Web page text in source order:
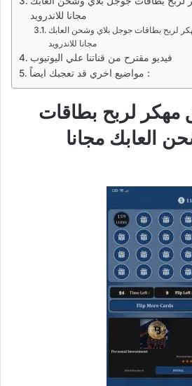
مجانا للاندرويد
لربح بطاقات جوجل بلاي وشحن العابك
مجانا للاندرويد
فيديو مقترح من قناتنا علي اليوتيوب
مواضيع اخري قد تعجبك ايضاً :
لربح بطاقات
العابك مجانا